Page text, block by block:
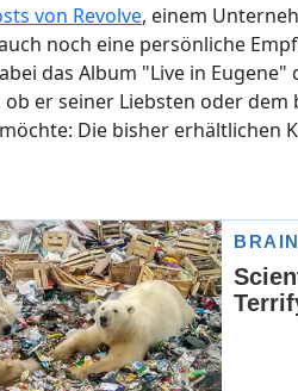
von Revolve, einem
noch eine persönliche
das Album "Live in
er seiner Liebsten oder dem
Die bisher erhältlichen